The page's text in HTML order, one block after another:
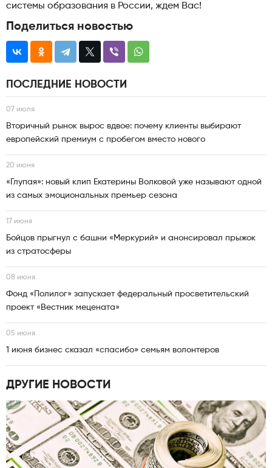
системы образования в России, ждем Вас!
Поделиться новостью
ПОСЛЕДНИЕ НОВОСТИ
07 июля
Вторичный рынок вырос вдвое: почему клиенты выбирают
европейский премиум с пробегом вместо нового
20 июня
«Глупая»: новый клип Екатерины Волковой уже называют одной
из самых эмоциональных премьер сезона
17 июня
Бойцов прыгнул с башни «Меркурий» и анонсировал прыжок
из стратосферы
08 июня
Фонд «Полилог» запускает федеральный просветительский
проект «Вестник мецената»
05 июня
1 июня бизнес сказал «спасибо» семьям волонтеров
ДРУГИЕ НОВОСТИ